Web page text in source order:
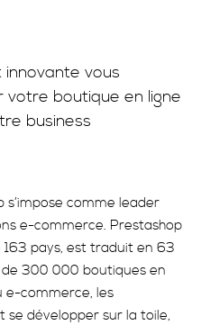
vous
boutique en ligne
business
s’impose comme leader
e-commerce. Prestashop
pays, est traduit en 63
de 300 000 boutiques en
e-commerce, les
développer sur la toile,